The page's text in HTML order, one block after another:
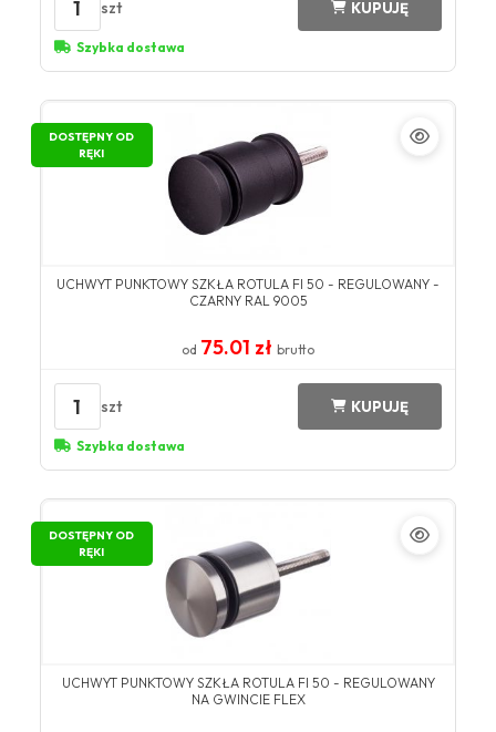
1 szt KUPUJĘ
Szybka dostawa
DOSTĘPNY OD
RĘKI
UCHWYT PUNKTOWY SZKŁA ROTULA FI 50 - REGULOWANY -
CZARNY RAL 9005
od 75.01 zł brutto
1 szt KUPUJĘ
Szybka dostawa
DOSTĘPNY OD
RĘKI
UCHWYT PUNKTOWY SZKŁA ROTULA FI 50 - REGULOWANY
NA GWINCIE FLEX